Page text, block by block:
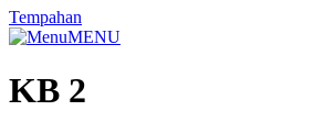
Tempahan
MENU
KB 2